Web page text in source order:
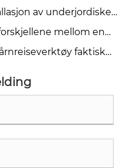
uten å skade
av underjordiske
de
mellom en
faktisk